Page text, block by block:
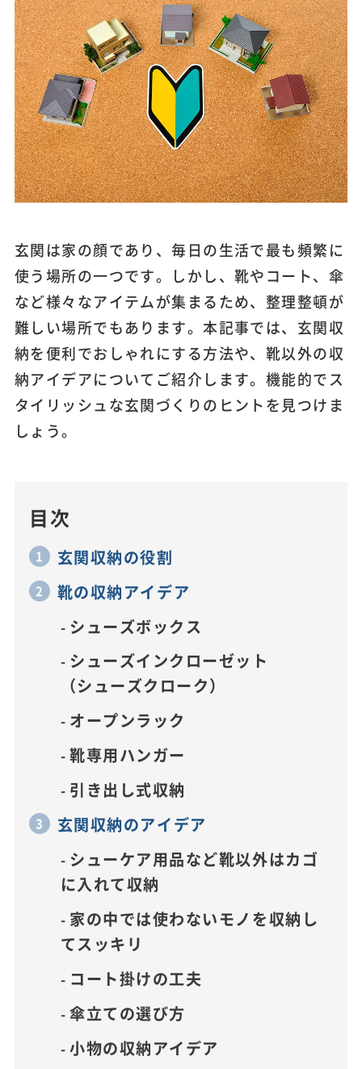
玄関は家の顔であり、毎日の生活で最も頻繁に
使う場所の一つです。しかし、靴やコート、傘
など様々なアイテムが集まるため、整理整頓が
難しい場所でもあります。本記事では、玄関収
納を便利でおしゃれにする方法や、靴以外の収
納アイデアについてご紹介します。機能的でス
タイリッシュな玄関づくりのヒントを見つけま
しょう。
目次
玄関収納の役割
靴の収納アイデア
シューズボックス
シューズインクローゼット
（シューズクローク）
オープンラック
靴専用ハンガー
引き出し式収納
玄関収納のアイデア
シューケア用品など靴以外はカゴ
に入れて収納
家の中では使わないモノを収納し
てスッキリ
コート掛けの工夫
傘立ての選び方
小物の収納アイデア